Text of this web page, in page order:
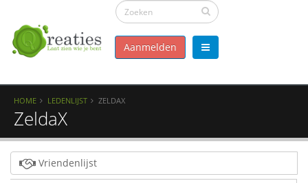
Aanmelden
HOME LEDENLIJST ZELDAX
ZeldaX
Vriendenlijst